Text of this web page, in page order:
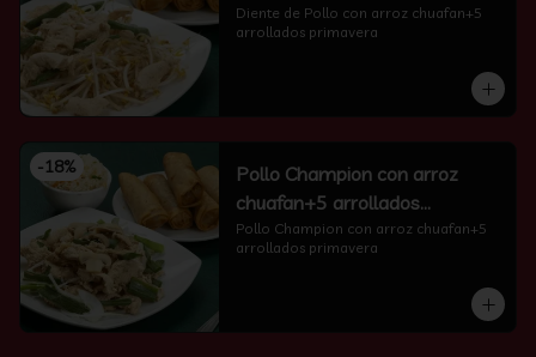
primavera
Diente de Pollo con arroz chuafan+5
arrollados primavera
-18%
Pollo Champion con arroz
chuafan+5 arrollados
primavera
Pollo Champion con arroz chuafan+5
arrollados primavera